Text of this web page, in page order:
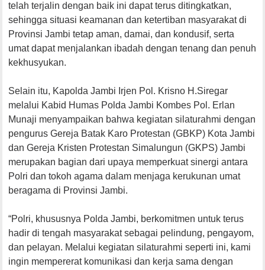
telah terjalin dengan baik ini dapat terus ditingkatkan,
sehingga situasi keamanan dan ketertiban masyarakat di
Provinsi Jambi tetap aman, damai, dan kondusif, serta
umat dapat menjalankan ibadah dengan tenang dan penuh
kekhusyukan.
Selain itu, Kapolda Jambi Irjen Pol. Krisno H.Siregar
melalui Kabid Humas Polda Jambi Kombes Pol. Erlan
Munaji menyampaikan bahwa kegiatan silaturahmi dengan
pengurus Gereja Batak Karo Protestan (GBKP) Kota Jambi
dan Gereja Kristen Protestan Simalungun (GKPS) Jambi
merupakan bagian dari upaya memperkuat sinergi antara
Polri dan tokoh agama dalam menjaga kerukunan umat
beragama di Provinsi Jambi.
“Polri, khususnya Polda Jambi, berkomitmen untuk terus
hadir di tengah masyarakat sebagai pelindung, pengayom,
dan pelayan. Melalui kegiatan silaturahmi seperti ini, kami
ingin mempererat komunikasi dan kerja sama dengan